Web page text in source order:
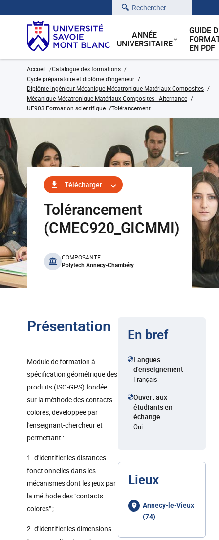
Rechercher
ANNÉE
UNIVERSITAIRE
GUIDE
EN PDF
Accueil
Catalogue des formations
Cycle préparatoire et diplôme d'ingénieur
Diplôme ingénieur Mécanique Mécatronique Matériaux Composites
Mécanique Mécatronique Matériaux Composites - Alternance
UE903 Formation scientifique
Tolérancement
Télécharger
Tolérancement
(CMEC920_GICMMI)
benefits
COMPOSANTE
Polytech Annecy-Chambéry
Présentation
Module de formation à
spécification géométrique des
produits (ISO-GPS) fondée
sur la méthode des contacts
colorés, développée par
l'enseignant-chercheur et
permettant :
1. d'identifier les distances
fonctionnelles dans les
mécanismes dont les jeux par
la méthode des "contacts
colorés" ;
2. d'identifier les dimensions
En bref
Langues
d'enseignement
Français
Ouvert aux
étudiants en
échange
Oui
Lieux
Annecy-le-Vieux
(74)